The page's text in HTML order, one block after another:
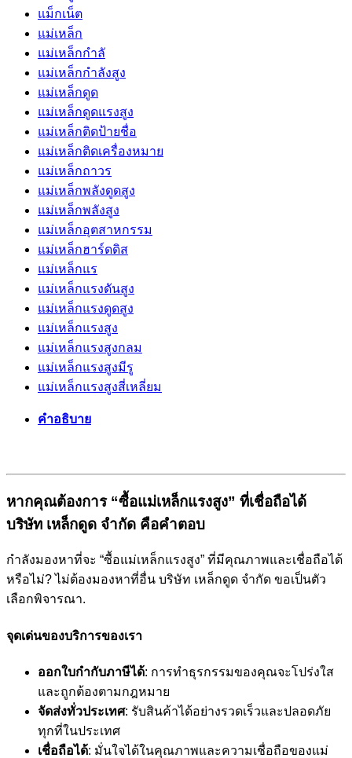
แม็กเน็ต
แม่เหล็ก
แม่เหล็กกำลั
แม่เหล็กกำลังสูง
แม่เหล็กดูด
แม่เหล็กดูดแรงสูง
แม่เหล็กติดป้ายชื่อ
แม่เหล็กติดเครื่องหมาย
แม่เหล็กถาวร
แม่เหล็กพลังดูดสูง
แม่เหล็กพลังสูง
แม่เหล็กอุตสาหกรรม
แม่เหล็กฮาร์ดดิส
แม่เหล็กแร
แม่เหล็กแรงดันสูง
แม่เหล็กแรงดูดสูง
แม่เหล็กแรงสูง
แม่เหล็กแรงสูงกลม
แม่เหล็กแรงสูงมีรู
แม่เหล็กแรงสูงสี่เหลี่ยม
คำอธิบาย
หากคุณต้องการ “ซื้อแม่เหล็กแรงสูง” ที่เชื่อถือได้
บริษัท เหล็กดูด จำกัด คือคำตอบ
กำลังมองหาที่จะ “ซื้อแม่เหล็กแรงสูง” ที่มีคุณภาพและเชื่อถือได้
หรือไม่? ไม่ต้องมองหาที่อื่น บริษัท เหล็กดูด จำกัด ขอเป็นตัว
เลือกพิจารณา.
จุดเด่นของบริการของเรา
ออกใบกำกับภาษีได้: การทำธุรกรรมของคุณจะโปร่งใส
และถูกต้องตามกฎหมาย
จัดส่งทั่วประเทศ: รับสินค้าได้อย่างรวดเร็วและปลอดภัย
ทุกที่ในประเทศ
เชื่อถือได้: มั่นใจได้ในคุณภาพและความเชื่อถือของแม่